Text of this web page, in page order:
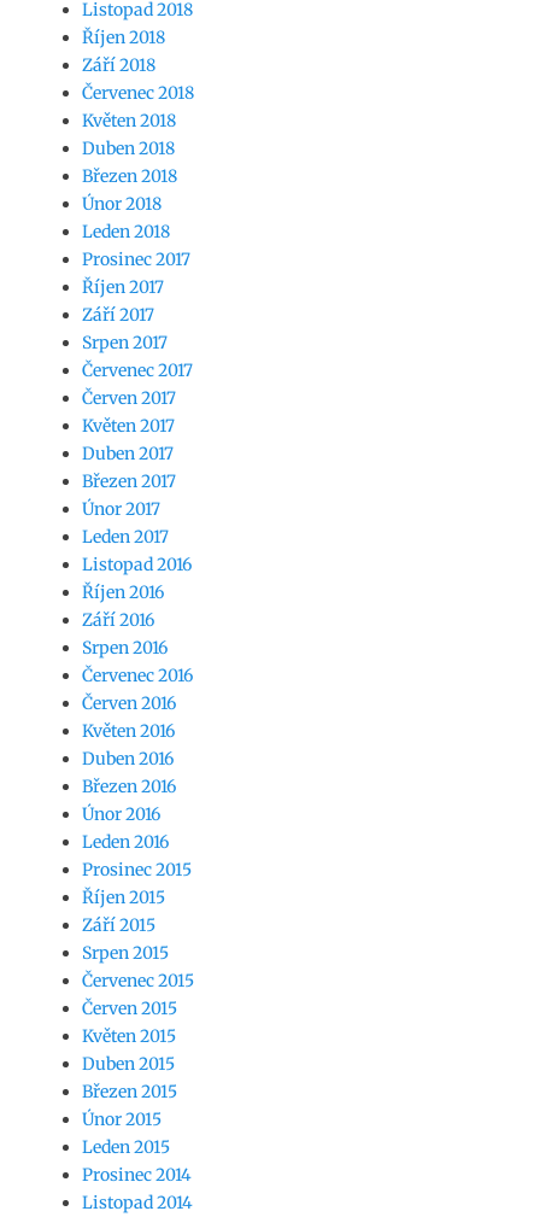
Listopad 2018
Říjen 2018
Září 2018
Červenec 2018
Květen 2018
Duben 2018
Březen 2018
Únor 2018
Leden 2018
Prosinec 2017
Říjen 2017
Září 2017
Srpen 2017
Červenec 2017
Červen 2017
Květen 2017
Duben 2017
Březen 2017
Únor 2017
Leden 2017
Listopad 2016
Říjen 2016
Září 2016
Srpen 2016
Červenec 2016
Červen 2016
Květen 2016
Duben 2016
Březen 2016
Únor 2016
Leden 2016
Prosinec 2015
Říjen 2015
Září 2015
Srpen 2015
Červenec 2015
Červen 2015
Květen 2015
Duben 2015
Březen 2015
Únor 2015
Leden 2015
Prosinec 2014
Listopad 2014